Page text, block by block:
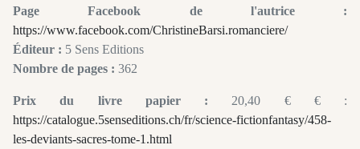
Page Facebook de l'autrice :
https://www.facebook.com/ChristineBarsi.romanciere/
Éditeur : 5 Sens Editions
Nombre de pages : 362
Prix du livre papier : 20,40 € € :
https://catalogue.5senseditions.ch/fr/science-fictionfantasy/458-
les-deviants-sacres-tome-1.html